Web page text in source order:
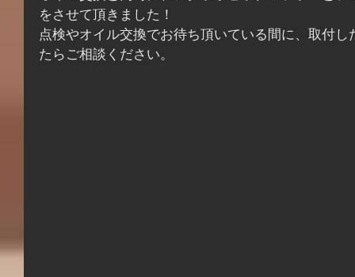
をさせて頂きました！
点検やオイル交換でお待ち頂いている間に、取付
たらご相談ください。